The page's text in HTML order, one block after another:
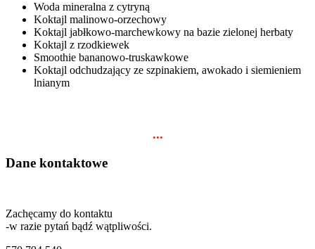
Woda mineralna z cytryną
Koktajl malinowo-orzechowy
Koktajl jabłkowo-marchewkowy na bazie zielonej herbaty
Koktajl z rzodkiewek
Smoothie bananowo-truskawkowe
Koktajl odchudzający ze szpinakiem, awokado i siemieniem
lnianym
...
Dane kontaktowe
Zachęcamy do kontaktu
-w razie pytań bądź wątpliwości.